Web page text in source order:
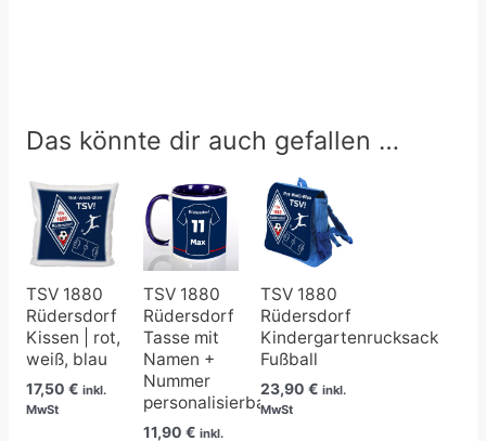
Das könnte dir auch gefallen …
TSV 1880
Rüdersdorf
Kissen | rot,
weiß, blau
17,50 € inkl.
MwSt
TSV 1880
Rüdersdorf
Tasse mit
Namen +
Nummer
personalisierbar
11,90€ inkl.
TSV 1880
Rüdersdorf
Kindergartenrucksack
Fußball
23,90€ inkl.
MwSt